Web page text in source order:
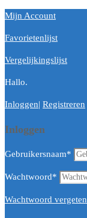
Mijn Account
Favorietenlijst
Vergelijkingslijst
Hallo.
Inloggen| Registreren
Inloggen
Gebruikersnaam*
Wachtwoord*
Wachtwoord